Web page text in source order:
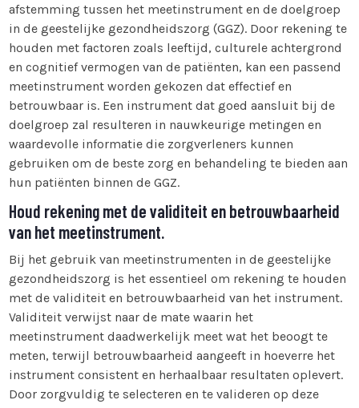
afstemming tussen het meetinstrument en de doelgroep
in de geestelijke gezondheidszorg (GGZ). Door rekening te
houden met factoren zoals leeftijd, culturele achtergrond
en cognitief vermogen van de patiënten, kan een passend
meetinstrument worden gekozen dat effectief en
betrouwbaar is. Een instrument dat goed aansluit bij de
doelgroep zal resulteren in nauwkeurige metingen en
waardevolle informatie die zorgverleners kunnen
gebruiken om de beste zorg en behandeling te bieden aan
hun patiënten binnen de GGZ.
Houd rekening met de validiteit en betrouwbaarheid
van het meetinstrument.
Bij het gebruik van meetinstrumenten in de geestelijke
gezondheidszorg is het essentieel om rekening te houden
met de validiteit en betrouwbaarheid van het instrument.
Validiteit verwijst naar de mate waarin het
meetinstrument daadwerkelijk meet wat het beoogt te
meten, terwijl betrouwbaarheid aangeeft in hoeverre het
instrument consistent en herhaalbaar resultaten oplevert.
Door zorgvuldig te selecteren en te valideren op deze